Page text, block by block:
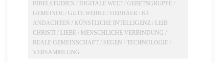
BIBELSTUDIEN / DIGITALE WELT /GEBETSGRUPPE /
GEMEINDE /GUTE WERKE / HEBRÄER / KI-
ANDACHTEN / KÜNSTLICHE INTELLIGENZ /
LEIB
CHRISTI / LIEBE / MENSCHLICHE VERBINDUNG /
REALE GEMEINSCHAFT / SEGEN /TECHNOLOGIE /
VERSAMMLUNG